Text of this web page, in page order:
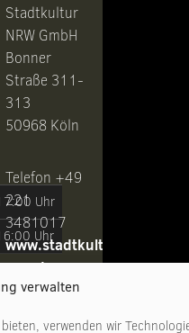
verwalten
verwenden wir
Uhr
Uhr
Stadtkultur
NRW GmbH
Bonner
Straße 311-
313
50968 Köln
Telefon +49
221
3481017
www.stadtkultur-
nrw.de